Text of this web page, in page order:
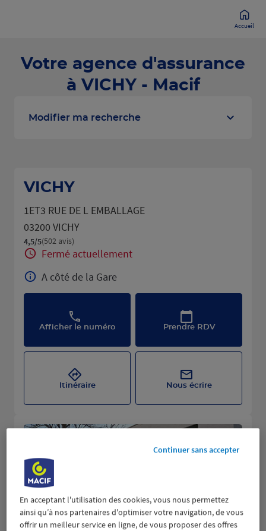
Accueil
Votre agence d'assurance
à VICHY - Macif
Modifier ma recherche
VICHY
1ET3 RUE DE L EMBALLAGE
03200 VICHY
4,5/5Note de 4.5 sur 5
(502 avis)
Fermé actuellement
A côté de la Gare
Afficher le numéro Prendre RDV
Itinéraire Nous écrire
En acceptant l'utilisation des cookies, vous nous permettez
ainsi qu’à nos partenaires d'optimiser votre navigation, de vous
offrir un meilleur service en ligne, de vous proposer des offres
Continuer sans accepter